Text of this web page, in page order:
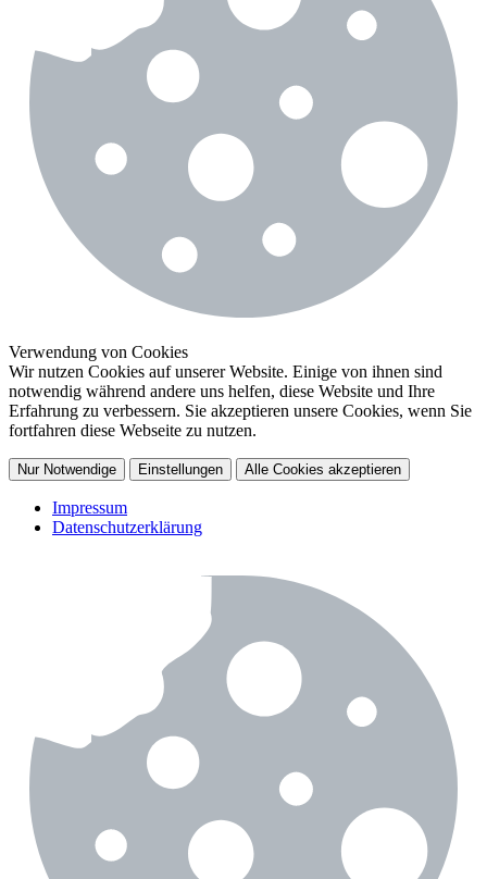
Verwendung von Cookies
Wir nutzen Cookies auf unserer Website. Einige von ihnen sind
notwendig während andere uns helfen, diese Website und Ihre
Erfahrung zu verbessern. Sie akzeptieren unsere Cookies, wenn Sie
fortfahren diese Webseite zu nutzen.
Nur Notwendige Einstellungen Alle Cookies akzeptieren
Impressum
Datenschutzerklärung